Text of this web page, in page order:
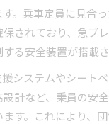
。乗車定員に見合
されており、急ブ
る安全装置が搭載さ
システムやシートベ
計など、乗員の安
す。これにより、